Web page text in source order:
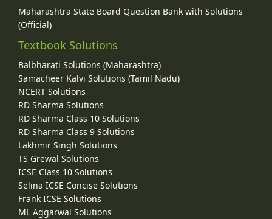
Maharashtra State Board Question Bank with Solutions
(Official)
Textbook Solutions
Balbharati Solutions (Maharashtra)
Samacheer Kalvi Solutions (Tamil Nadu)
NCERT Solutions
RD Sharma Solutions
RD Sharma Class 10 Solutions
RD Sharma Class 9 Solutions
Lakhmir Singh Solutions
TS Grewal Solutions
ICSE Class 10 Solutions
Selina ICSE Concise Solutions
Frank ICSE Solutions
ML Aggarwal Solutions